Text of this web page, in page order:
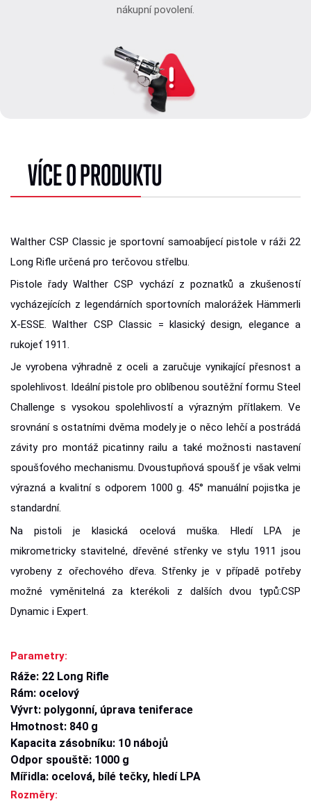
nákupní povolení.
VÍCE O PRODUKTU
Walther CSP Classic je sportovní samoabíjecí pistole v ráži 22
Long Rifle určená pro terčovou střelbu.
Pistole řady Walther CSP vychází z poznatků a zkušeností
vycházejících z legendárních sportovních malorážek Hämmerli
X-ESSE. Walther CSP Classic = klasický design, elegance a
rukojeť 1911.
Je vyrobena výhradně z oceli a zaručuje vynikající přesnost a
spolehlivost. Ideální pistole pro oblíbenou soutěžní formu Steel
Challenge s vysokou spolehlivostí a výrazným přítlakem. Ve
srovnání s ostatními dvěma modely je o něco lehčí a postrádá
závity pro montáž picatinny railu a také možnosti nastavení
spoušťového mechanismu. Dvoustupňová spoušť je však velmi
výrazná a kvalitní s odporem 1000 g. 45° manuální pojistka je
standardní.
Na pistoli je klasická ocelová muška. Hledí LPA je
mikrometricky stavitelné, dřevěné střenky ve stylu 1911 jsou
vyrobeny z ořechového dřeva. Střenky je v případě potřeby
možné vyměnitelná za kterékoli z dalších dvou typů:CSP
Dynamic i Expert.
Parametry:
Ráže: 22 Long Rifle
Rám: ocelový
Vývrt: polygonní, úprava teniferace
Hmotnost: 840 g
Kapacita zásobníku: 10 nábojů
Odpor spouště: 1000 g
Mířidla: ocelová, bílé tečky, hledí LPA
Rozměry: